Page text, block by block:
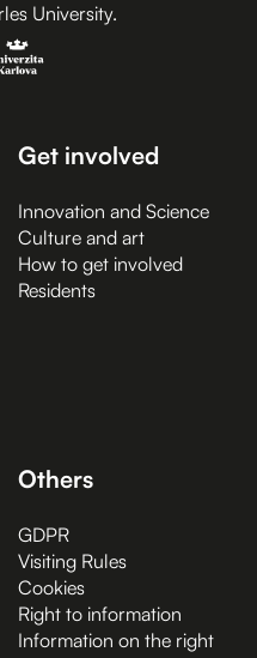
University.
Get involved
Innovation and Science
Culture and art
How to get involved
Residents
Others
GDPR
Visiting Rules
Cookies
Right to information
Information on the right